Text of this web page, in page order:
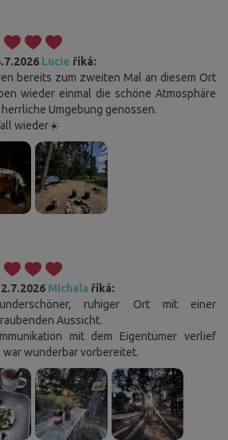
Lucie říká:
bereits zum zweiten Mal an diesem Ort
wieder einmal die schöne Atmosphäre
Umgebung genossen.
wieder☀️
Michala říká:
ruhiger Ort mit einer
Aussicht.
mit dem Eigentümer verlief
war wunderbar vorbereitet.